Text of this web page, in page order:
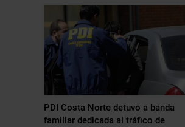
PDI Costa Norte detuvo a banda
familiar dedicada al tráfico de